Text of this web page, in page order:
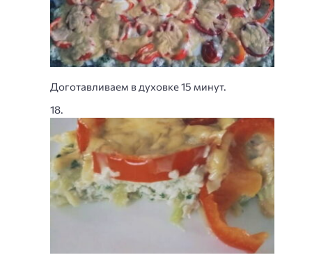
Доготавливаем в духовке 15 минут.